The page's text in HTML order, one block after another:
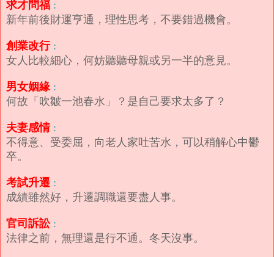
求才問福 :
新年前後財運亨通，理性思考，不要錯過機會。
創業改行 :
女人比較細心，何妨聽聽母親或另一半的意見。
男女姻緣 :
何故「吹皺一池春水」？是自己要求太多了？
夫妻感情 :
不得意、受委屈，向老人家吐苦水，可以稍解心中鬱
卒。
考試升遷 :
成績雖然好，升遷調職還要盡人事。
官司訴訟 :
法律之前，無理還是行不通。冬天沒事。